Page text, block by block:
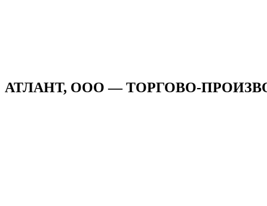
АТЛАНТ, ООО — ТОРГОВО-